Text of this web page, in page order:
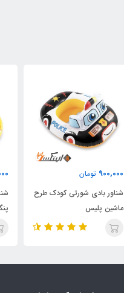
900,000 تومان
شناور بادی شورتی کودک طرح
ماشین پلیس